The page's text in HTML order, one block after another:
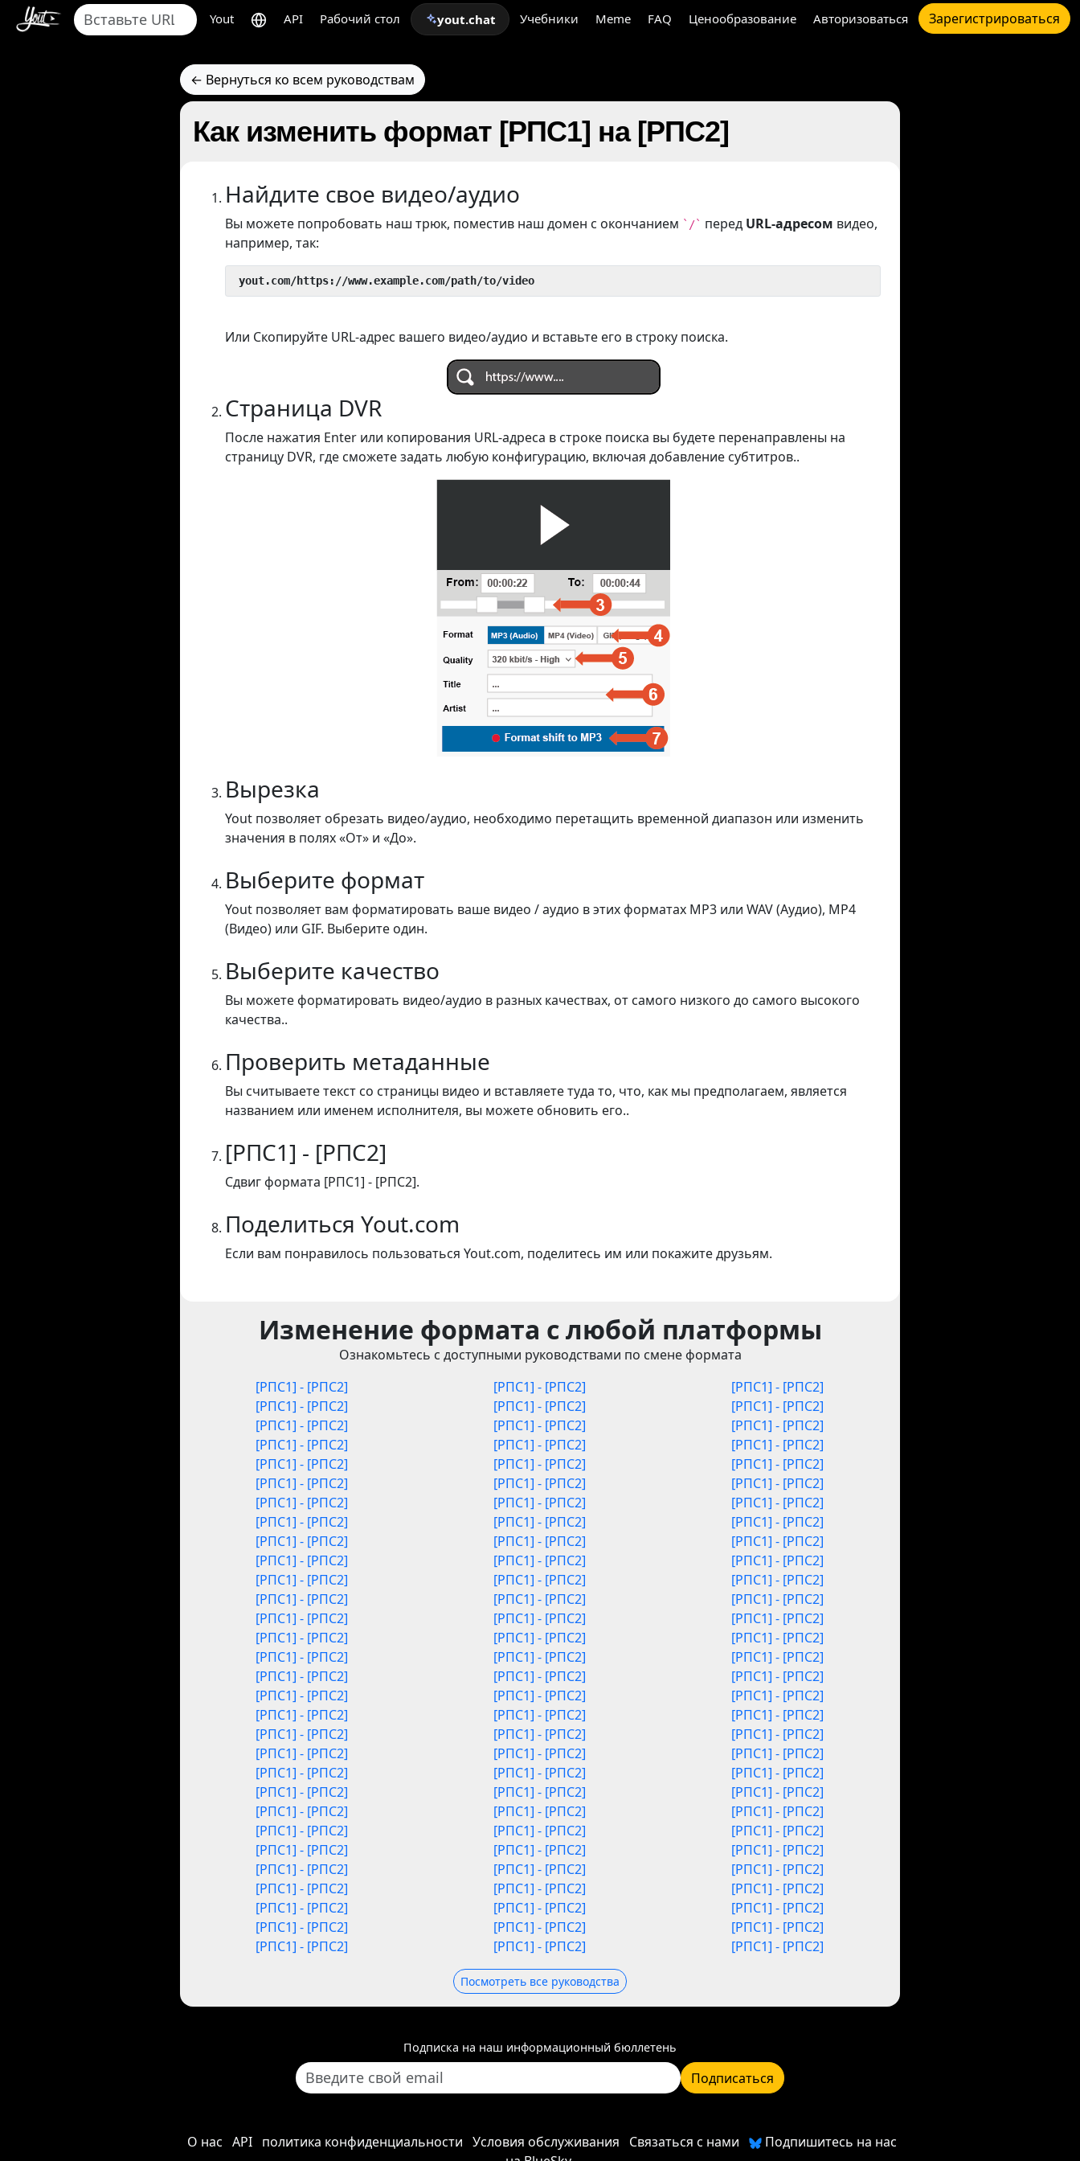
Yout API Рабочий стол yout.chat Учебники Meme FAQ Ценообразование Авторизоваться Зарегистрироваться
← Вернуться ко всем руководствам
Как изменить формат [РПС1] на [РПС2]
Найдите свое видео/аудио
Вы можете попробовать наш трюк, поместив наш домен с окончанием `/` перед URL-адресом видео,
например, так:
yout.com/https://www.example.com/path/to/video
Или Скопируйте URL-адрес вашего видео/аудио и вставьте его в строку поиска.
Страница DVR
После нажатия Enter или копирования URL-адреса в строке поиска вы будете перенаправлены на
страницу DVR, где сможете задать любую конфигурацию, включая добавление субтитров..
Вырезка
Yout позволяет обрезать видео/аудио, необходимо перетащить временной диапазон или изменить
значения в полях «От» и «До».
Выберите формат
Yout позволяет вам форматировать ваше видео / аудио в этих форматах MP3 или WAV (Аудио), MP4
(Видео) или GIF. Выберите один.
Выберите качество
Вы можете форматировать видео/аудио в разных качествах, от самого низкого до самого высокого
качества..
Проверить метаданные
Вы считываете текст со страницы видео и вставляете туда то, что, как мы предполагаем, является
названием или именем исполнителя, вы можете обновить его..
[РПС1] - [РПС2]
Сдвиг формата [РПС1] - [РПС2].
Поделиться Yout.com
Если вам понравилось пользоваться Yout.com, поделитесь им или покажите друзьям.
Изменение формата с любой платформы
Ознакомьтесь с доступными руководствами по смене формата
[РПС1] - [РПС2]
[РПС1] - [РПС2]
[РПС1] - [РПС2]
[РПС1] - [РПС2]
[РПС1] - [РПС2]
[РПС1] - [РПС2]
[РПС1] - [РПС2]
[РПС1] - [РПС2]
[РПС1] - [РПС2]
[РПС1] - [РПС2]
[РПС1] - [РПС2]
[РПС1] - [РПС2]
[РПС1] - [РПС2]
[РПС1] - [РПС2]
[РПС1] - [РПС2]
[РПС1] - [РПС2]
[РПС1] - [РПС2]
[РПС1] - [РПС2]
[РПС1] - [РПС2]
[РПС1] - [РПС2]
[РПС1] - [РПС2]
[РПС1] - [РПС2]
[РПС1] - [РПС2]
[РПС1] - [РПС2]
[РПС1] - [РПС2]
[РПС1] - [РПС2]
[РПС1] - [РПС2]
[РПС1] - [РПС2]
[РПС1] - [РПС2]
[РПС1] - [РПС2]
[РПС1] - [РПС2]
[РПС1] - [РПС2]
[РПС1] - [РПС2]
[РПС1] - [РПС2]
[РПС1] - [РПС2]
[РПС1] - [РПС2]
[РПС1] - [РПС2]
[РПС1] - [РПС2]
[РПС1] - [РПС2]
[РПС1] - [РПС2]
[РПС1] - [РПС2]
[РПС1] - [РПС2]
[РПС1] - [РПС2]
[РПС1] - [РПС2]
[РПС1] - [РПС2]
[РПС1] - [РПС2]
[РПС1] - [РПС2]
[РПС1] - [РПС2]
[РПС1] - [РПС2]
[РПС1] - [РПС2]
[РПС1] - [РПС2]
[РПС1] - [РПС2]
[РПС1] - [РПС2]
[РПС1] - [РПС2]
[РПС1] - [РПС2]
[РПС1] - [РПС2]
[РПС1] - [РПС2]
[РПС1] - [РПС2]
[РПС1] - [РПС2]
[РПС1] - [РПС2]
[РПС1] - [РПС2]
[РПС1] - [РПС2]
[РПС1] - [РПС2]
[РПС1] - [РПС2]
[РПС1] - [РПС2]
[РПС1] - [РПС2]
[РПС1] - [РПС2]
[РПС1] - [РПС2]
[РПС1] - [РПС2]
[РПС1] - [РПС2]
[РПС1] - [РПС2]
[РПС1] - [РПС2]
[РПС1] - [РПС2]
[РПС1] - [РПС2]
[РПС1] - [РПС2]
[РПС1] - [РПС2]
[РПС1] - [РПС2]
[РПС1] - [РПС2]
[РПС1] - [РПС2]
[РПС1] - [РПС2]
[РПС1] - [РПС2]
[РПС1] - [РПС2]
[РПС1] - [РПС2]
[РПС1] - [РПС2]
[РПС1] - [РПС2]
[РПС1] - [РПС2]
[РПС1] - [РПС2]
[РПС1] - [РПС2]
[РПС1] - [РПС2]
[РПС1] - [РПС2]
Посмотреть все руководства
Подписка на наш информационный бюллетень
Подписаться
О нас API политика конфиденциальности Условия обслуживания Связаться с нами
Подпишитесь на нас